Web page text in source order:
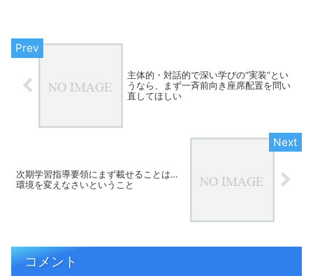
主体的・対話的で深い学びの“実装”とい
うなら、まず一斉前向き座席配置を問い
直してほしい
次期学習指導要領にまず載せることは…
環境を変えなさいということ
コメント